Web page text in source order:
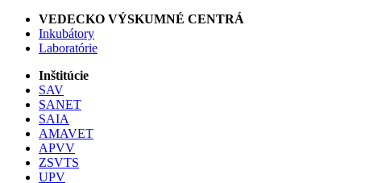
VEDECKO VÝSKUMNÉ CENTRÁ
Inkubátory
Laboratórie
Inštitúcie
SAV
SANET
SAIA
AMAVET
APVV
ZSVTS
UPV